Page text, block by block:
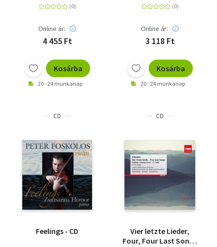
Online ár:
4 455 Ft
Kosárba
20 - 24 munkanap
Online ár:
3 118 Ft
Kosárba
20 - 24 munkanap
CD
Feelings - CD
CD
Vier letzte Lieder,
Four, Four Last Songs